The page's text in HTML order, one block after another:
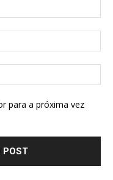
para a próxima vez